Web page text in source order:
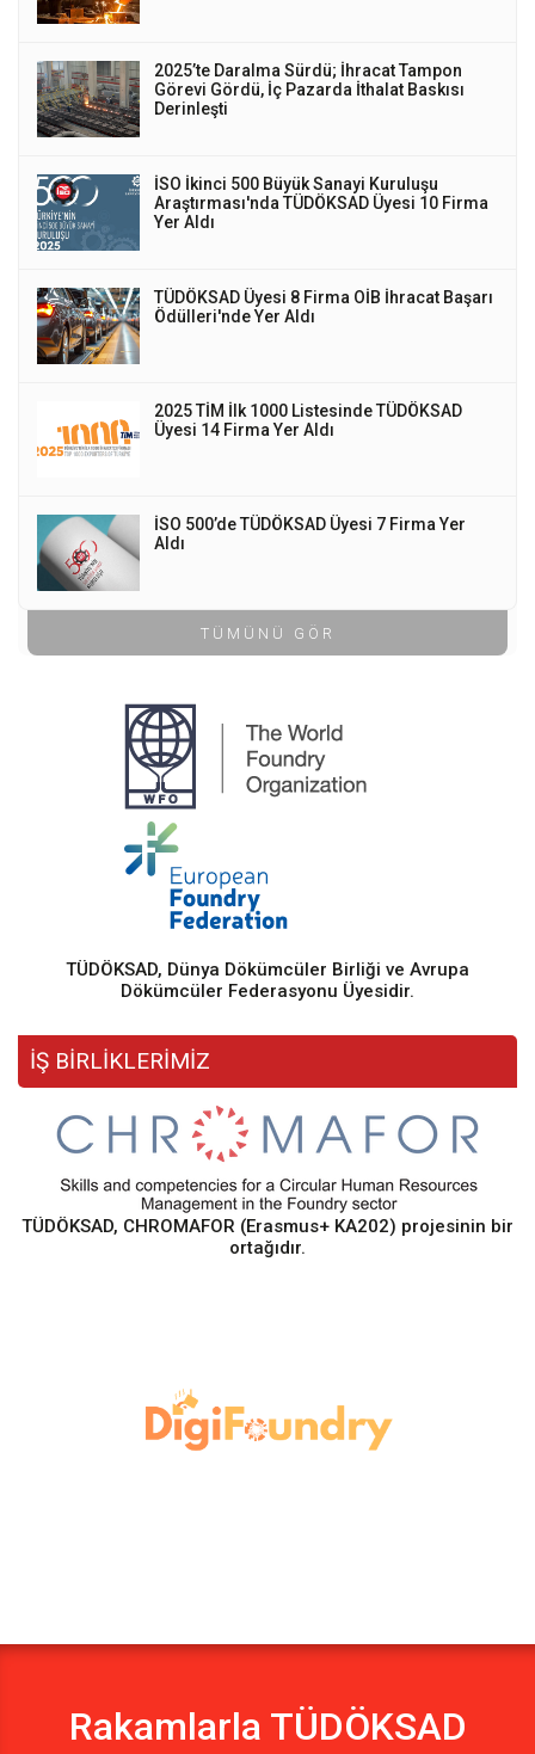
2025’te Daralma Sürdü; İhracat Tampon
Görevi Gördü, İç Pazarda İthalat Baskısı
Derinleşti
İSO İkinci 500 Büyük Sanayi Kuruluşu
Araştırması'nda TÜDÖKSAD Üyesi 10 Firma
Yer Aldı
TÜDÖKSAD Üyesi 8 Firma OİB İhracat Başarı
Ödülleri'nde Yer Aldı
2025 TİM İlk 1000 Listesinde TÜDÖKSAD
Üyesi 14 Firma Yer Aldı
İSO 500’de TÜDÖKSAD Üyesi 7 Firma Yer
Aldı
TÜMÜNÜ GÖR
TÜDÖKSAD, Dünya Dökümcüler Birliği ve Avrupa
Dökümcüler Federasyonu Üyesidir.
İŞ BİRLİKLERİMİZ
TÜDÖKSAD, CHROMAFOR (Erasmus+ KA202) projesinin bir
ortağıdır.
Rakamlarla TÜDÖKSAD